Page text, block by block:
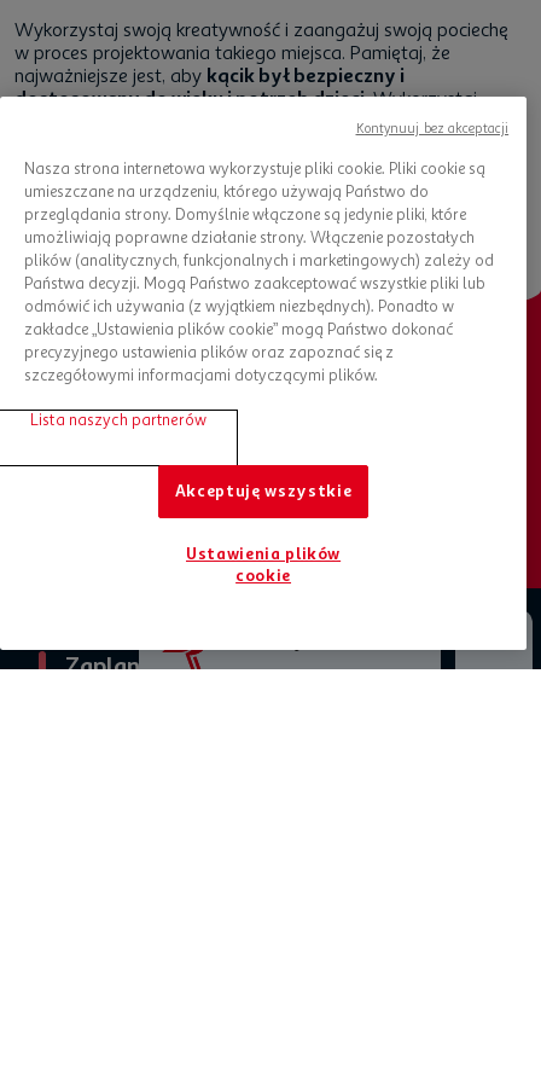
Wykorzystaj swoją kreatywność i zaangażuj swoją pociechę
w proces projektowania takiego miejsca. Pamiętaj, że
najważniejsze jest, aby kącik był bezpieczny i
dostosowany do wieku i potrzeb dzieci. Wykorzystaj
naturalne materiały, zabawki edukacyjne i inne akcesoria,
które stymulują wyobraźnię i zachęcają do zabawy –
mnóstwo tego typu akcesoriów znajdziesz w ofercie sklepu
internetowego Auchan!
Chcesz otrzymywać nowości?
Bądź na bieżąco, zapisz się do newslettera
ZAPISZ SIĘ DO NEWSLETTERA
Zaplanuj zakupy
Nasza strona internetowa wykorzystuje pliki cookie. Pliki cookie są
umieszczane na urządzeniu, którego używają Państwo do
przeglądania strony. Domyślnie włączone są jedynie pliki, które
umożliwiają poprawne działanie strony. Włączenie pozostałych
plików (analitycznych, funkcjonalnych i marketingowych) zależy od
Państwa decyzji. Mogą Państwo zaakceptować wszystkie pliki lub
odmówić ich używania (z wyjątkiem niezbędnych). Ponadto w
zakładce „Ustawienia plików cookie” mogą Państwo dokonać
precyzyjnego ustawienia plików oraz zapoznać się z
szczegółowymi informacjami dotyczącymi plików.
Lista naszych partnerów
Akceptuję wszystkie
Ustawienia plików
cookie
Kontynuuj bez akceptacji